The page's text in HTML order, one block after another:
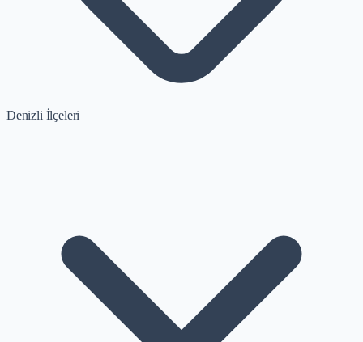
Denizli İlçeleri